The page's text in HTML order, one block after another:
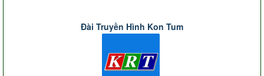
Đài Truyền Hình Kon Tum